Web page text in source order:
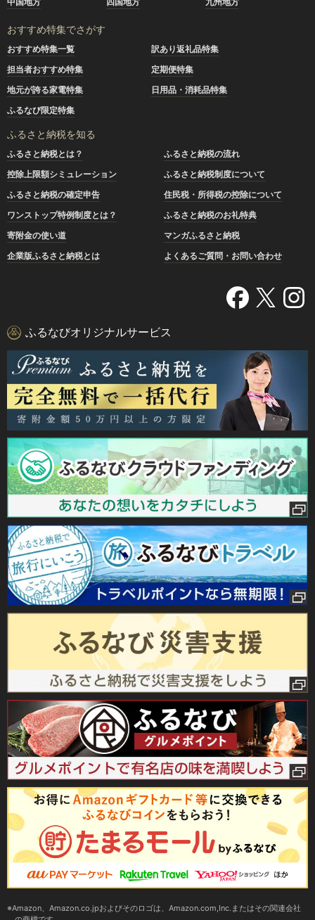
おすすめ特集でさがす
おすすめ特集一覧
訳あり返礼品特集
担当者おすすめ特集
定期便特集
地元が誇る家電特集
日用品・消耗品特集
ふるなび限定特集
ふるさと納税を知る
ふるさと納税とは？
ふるさと納税の流れ
控除上限額シミュレーション
ふるさと納税制度について
ふるさと納税の確定申告
住民税・所得税の控除について
ワンストップ特例制度とは？
ふるさと納税のお礼特典
寄附金の使い道
マンガふるさと納税
企業版ふるさと納税とは
よくあるご質問・お問い合わせ
ふるなびオリジナルサービス
Amazon、Amazon.co.jpおよびそのロゴは、Amazon.com,Inc.またはその関連会社